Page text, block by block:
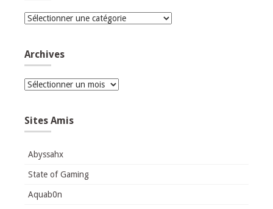
Catégories
Archives
Archives
Sites Amis
Abyssahx
State of Gaming
Aquab0n